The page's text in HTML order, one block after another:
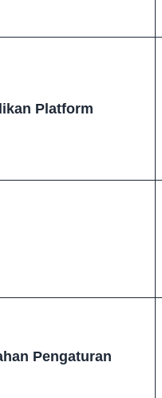
Platform
Pengaturan